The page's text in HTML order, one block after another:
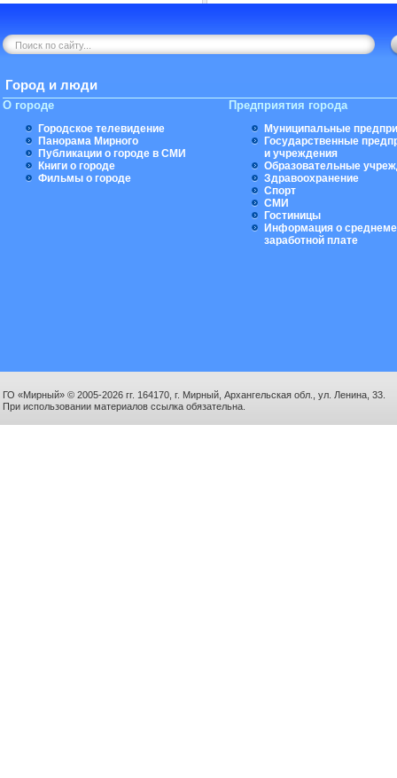
Город и люди
О городе
Городское телевидение
Панорама Мирного
Публикации о городе в СМИ
Книги о городе
Фильмы о городе
Предприятия города
Муниципальные
Государственные
и учреждения
Образовательные
Здравоохранение
Спорт
СМИ
Гостиницы
Информация о
заработной плате
ГО «Мирный» © 2005-2026 гг. 164170, г. Мирный, Архангельская обл., ул. Ленина, 33.
При использовании материалов ссылка обязательна.